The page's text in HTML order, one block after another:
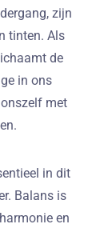
zijn
tinten. Als
de
in ons
met
in dit
Balans is
en